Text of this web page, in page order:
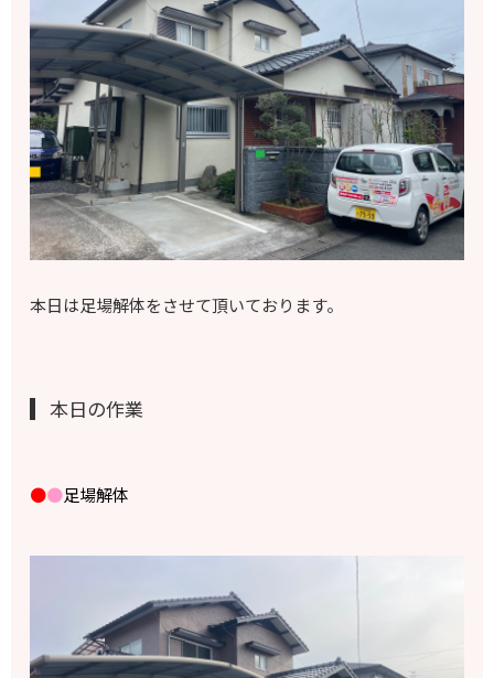
本日は足場解体をさせて頂いております。
本日の作業
●●足場解体